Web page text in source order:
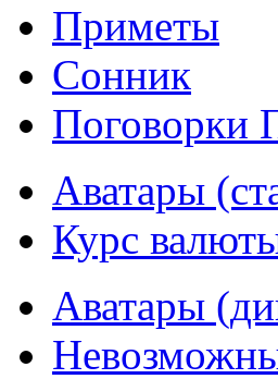
Приметы
Сонник
Поговорки
Аватары
Курс
Аватары